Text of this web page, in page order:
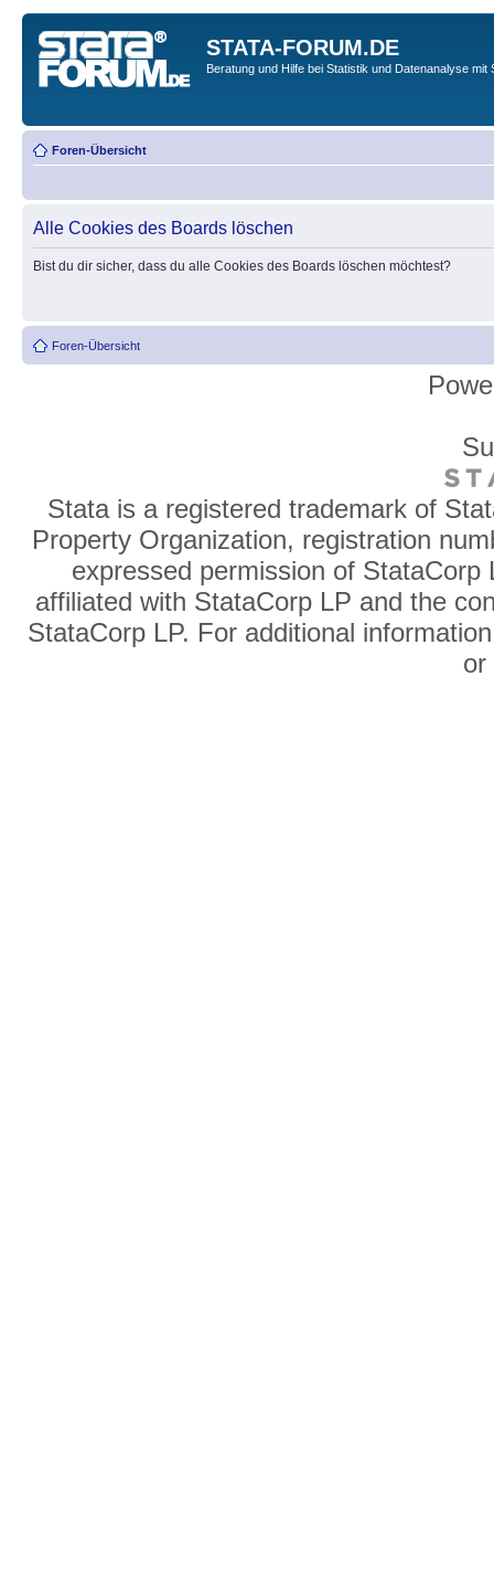
STATA-FORUM.DE
Beratung und Hilfe bei Statistik und Datenanalyse mit
Foren-Übersicht
Alle Cookies des Boards löschen
Bist du dir sicher, dass du alle Cookies des Boards löschen möchtest?
Foren-Übersicht
Stata is a registered trademark of
Property Organization, registration
expressed permission of
affiliated with StataCorp LP and the
StataCorp LP. For additional
or